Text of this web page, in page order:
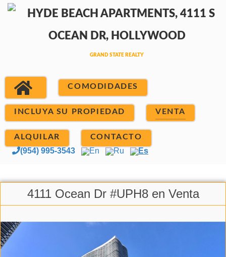
COMODIDADES
INCLUYA SU PROPIEDAD VENTA
ALQUILAR CONTACTO
(954) 995-3543 En Ru Es
4111 Ocean Dr #UPH8 en Venta